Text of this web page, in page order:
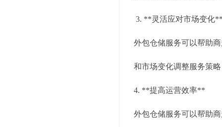
3. **灵活应对市场变化
外包仓储服务可以帮助
和市场变化调整服务策
4. **提高运营效率**
外包仓储服务可以帮助